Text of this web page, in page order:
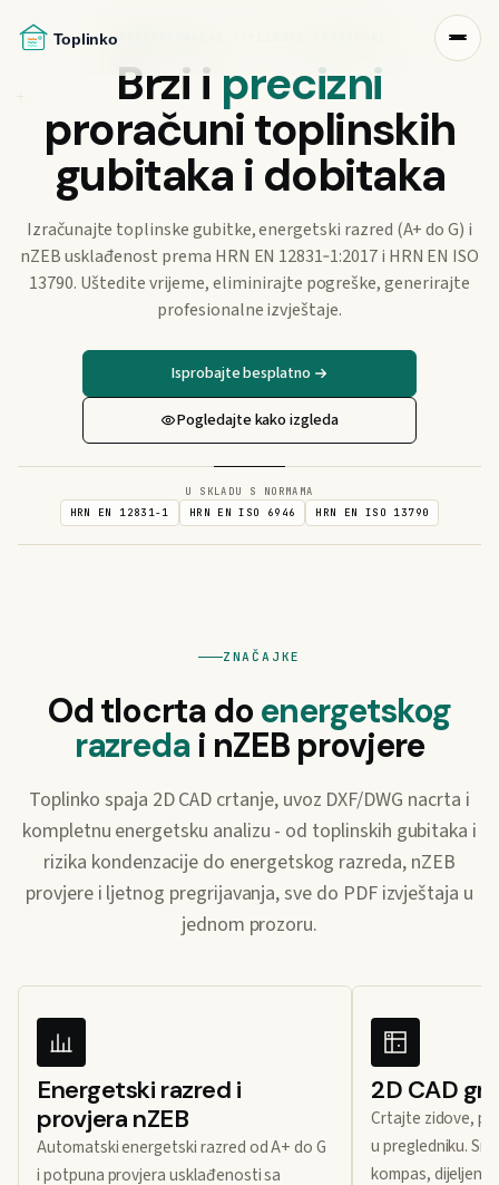
Brzi i precizni
proračuni toplinskih
gubitaka i dobitaka
Izračunajte toplinske gubitke, energetski razred (A+ do G) i
nZEB usklađenost prema HRN EN 12831‑1:2017 i HRN EN ISO
13790. Uštedite vrijeme, eliminirajte pogreške, generirajte
profesionalne izvještaje.
Isprobajte besplatno
Pogledajte kako izgleda
U SKLADU S NORMAMA
HRN EN 12831-1
HRN EN ISO 6946 HRN EN ISO 13790
ZNAČAJKE
Od tlocrta do energetskog
razreda i nZEB provjere
Toplinko spaja 2D CAD crtanje, uvoz DXF/DWG nacrta i
kompletnu energetsku analizu - od toplinskih gubitaka i
rizika kondenzacije do energetskog razreda, nZEB
provjere i ljetnog pregrijavanja, sve do PDF izvještaja u
jednom prozoru.
Energetski razred i
provjera nZEB
Automatski energetski razred od A+ do G
i potpuna provjera usklađenosti sa
2D CAD
Crtajte zidove,
u pregledniku.
kompas,